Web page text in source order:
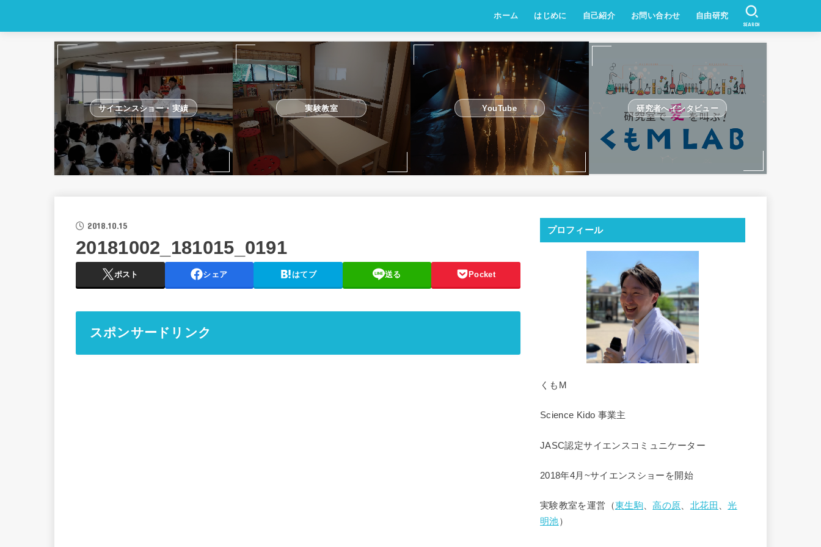
ホーム はじめに 自己紹介 お問い合わせ 自由研究
SEARCH
サイエンスショー・実績 実験教室 YouTube 研究者へインタビュー
2018.10.15
20181002_181015_0191
ポスト シェア はてブ 送る Pocket
スポンサードリンク
プロフィール
くもM
Science Kido 事業主
JASC認定サイエンスコミュニケーター
2018年4月~サイエンスショーを開始
実験教室を運営（東生駒 、高の原 北花田 、光
明池）